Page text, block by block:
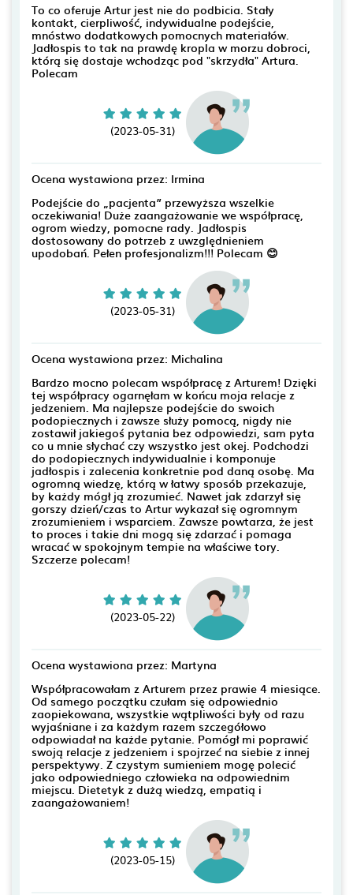
To co oferuje Artur jest nie do podbicia. Stały
kontakt, cierpliwość, indywidualne podejście,
mnóstwo dodatkowych pomocnych materiałów.
Jadłospis to tak na prawdę kropla w morzu dobroci,
którą się dostaje wchodząc pod "skrzydła" Artura.
Polecam
(2023-05-31)
Ocena wystawiona przez: Irmina
Podejście do „pacjenta” przewyższa wszelkie
oczekiwania! Duże zaangażowanie we współpracę,
ogrom wiedzy, pomocne rady. Jadłospis
dostosowany do potrzeb z uwzględnieniem
upodobań. Pełen profesjonalizm!!! Polecam 😊
(2023-05-31)
Ocena wystawiona przez: Michalina
Bardzo mocno polecam współpracę z Arturem! Dzięki
tej współpracy ogarnęłam w końcu moja relacje z
jedzeniem. Ma najlepsze podejście do swoich
podopiecznych i zawsze służy pomocą, nigdy nie
zostawił jakiegoś pytania bez odpowiedzi, sam pyta
co u mnie słychać czy wszystko jest okej. Podchodzi
do podopiecznych indywidualnie i komponuje
jadłospis i zalecenia konkretnie pod daną osobę. Ma
ogromną wiedzę, którą w łatwy sposób przekazuje,
by każdy mógł ją zrozumieć. Nawet jak zdarzył się
gorszy dzień/czas to Artur wykazał się ogromnym
zrozumieniem i wsparciem. Zawsze powtarza, że jest
to proces i takie dni mogą się zdarzać i pomaga
wracać w spokojnym tempie na właściwe tory.
Szczerze polecam!
(2023-05-22)
Ocena wystawiona przez: Martyna
Współpracowałam z Arturem przez prawie 4 miesiące.
Od samego początku czułam się odpowiednio
zaopiekowana, wszystkie wątpliwości były od razu
wyjaśniane i za każdym razem szczegółowo
odpowiadał na każde pytanie. Pomógł mi poprawić
swoją relacje z jedzeniem i spojrzeć na siebie z innej
perspektywy. Z czystym sumieniem mogę polecić
jako odpowiedniego człowieka na odpowiednim
miejscu. Dietetyk z dużą wiedzą, empatią i
zaangażowaniem!
(2023-05-15)